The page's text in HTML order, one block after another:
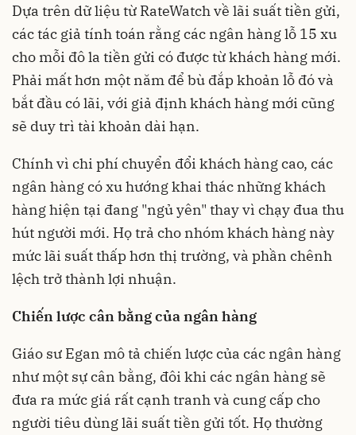
Dựa trên dữ liệu từ RateWatch về lãi suất tiền gửi,
các tác giả tính toán rằng các ngân hàng lỗ 15 xu
cho mỗi đô la tiền gửi có được từ khách hàng mới.
Phải mất hơn một năm để bù đắp khoản lỗ đó và
bắt đầu có lãi, với giả định khách hàng mới cũng
sẽ duy trì tài khoản dài hạn.
Chính vì chi phí chuyển đổi khách hàng cao, các
ngân hàng có xu hướng khai thác những khách
hàng hiện tại đang "ngủ yên" thay vì chạy đua thu
hút người mới. Họ trả cho nhóm khách hàng này
mức lãi suất thấp hơn thị trường, và phần chênh
lệch trở thành lợi nhuận.
Chiến lược cân bằng của ngân hàng
Giáo sư Egan mô tả chiến lược của các ngân hàng
như một sự cân bằng, đôi khi các ngân hàng sẽ
đưa ra mức giá rất cạnh tranh và cung cấp cho
người tiêu dùng lãi suất tiền gửi tốt. Họ thường